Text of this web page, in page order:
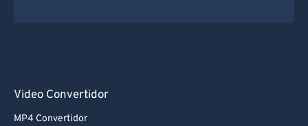
Video Convertidor
MP4 Convertidor